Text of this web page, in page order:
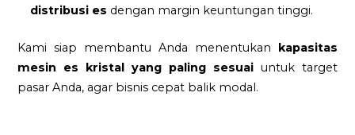
distribusi es dengan margin keuntungan tinggi.
Kami siap membantu Anda menentukan kapasitas
mesin es kristal yang paling sesuaiuntuk target
pasar Anda, agar bisnis cepat balik modal.